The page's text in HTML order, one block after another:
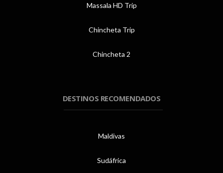
Massala HD Trip
Chincheta Trip
Chincheta 2
DESTINOS RECOMENDADOS
Maldivas
Sudáfrica